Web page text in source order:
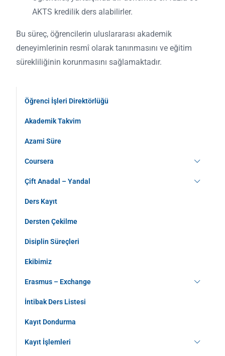
AKTS kredilik ders alabilirler.
Bu süreç, öğrencilerin uluslararası akademik
deneyimlerinin resmî olarak tanınmasını ve eğitim
sürekliliğinin korunmasını sağlamaktadır.
Öğrenci İşleri Direktörlüğü
Akademik Takvim
Azami Süre
Coursera
Çift Anadal – Yandal
Ders Kayıt
Dersten Çekilme
Disiplin Süreçleri
Ekibimiz
Erasmus – Exchange
İntibak Ders Listesi
Kayıt Dondurma
Kayıt İşlemleri